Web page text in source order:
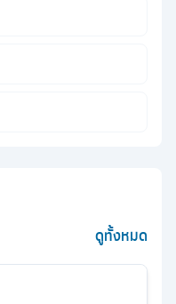
ดูทั้งหมด